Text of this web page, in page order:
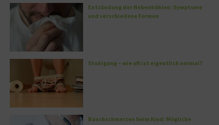
Entzündung der Nebenhöhlen: Symptome
und verschiedene Formen
Stuhlgang – wie oft ist eigentlich normal?
Bauchschmerzen beim Kind: Mögliche